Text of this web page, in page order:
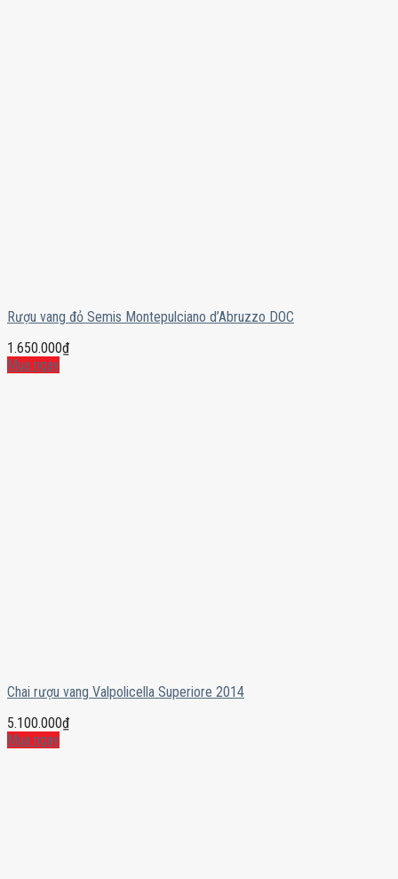
Rượu vang đỏ Semis Montepulciano d’Abruzzo DOC
1.650.000₫
Mua ngay
Chai rượu vang Valpolicella Superiore 2014
5.100.000₫
Mua ngay